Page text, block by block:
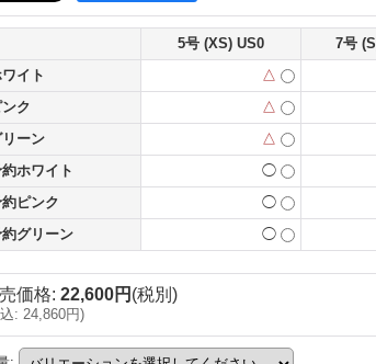
5号 (XS) US0 7号
イト
△
ンク
△
リーン
△
ホワイト
◯
ピンク
◯
グリーン
◯
価格: 22,600円 (税別)
: 24,860円)